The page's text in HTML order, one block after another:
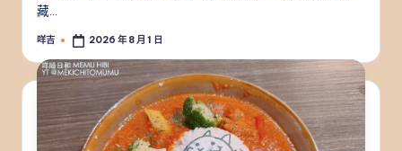
藏…
Posted
咩吉 2026 年 8 月 1 日